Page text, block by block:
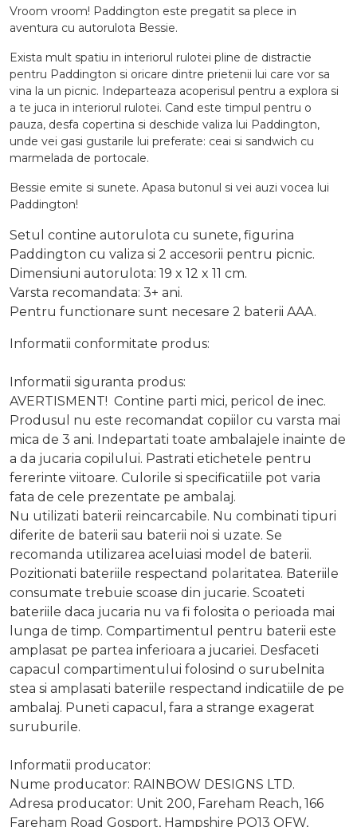
Vroom vroom! Paddington este pregatit sa plece in
aventura cu autorulota Bessie.
Exista mult spatiu in interiorul rulotei pline de distractie
pentru Paddington si oricare dintre prietenii lui care vor sa
vina la un picnic. Indeparteaza acoperisul pentru a explora si
a te juca in interiorul rulotei. Cand este timpul pentru o
pauza, desfa copertina si deschide valiza lui Paddington,
unde vei gasi gustarile lui preferate: ceai si sandwich cu
marmelada de portocale.
Bessie emite si sunete. Apasa butonul si vei auzi vocea lui
Paddington!
Setul contine autorulota cu sunete, figurina
Paddington cu valiza si 2 accesorii pentru picnic.
Dimensiuni autorulota: 19 x 12 x 11 cm.
Varsta recomandata: 3+ ani.
Pentru functionare sunt necesare 2 baterii AAA.
Informatii conformitate produs:
Informatii siguranta produs:
AVERTISMENT! Contine parti mici, pericol de inec.
Produsul nu este recomandat copiilor cu varsta mai
mica de 3 ani. Indepartati toate ambalajele inainte de
a da jucaria copilului. Pastrati etichetele pentru
fererinte viitoare. Culorile si specificatiile pot varia
fata de cele prezentate pe ambalaj.
Nu utilizati baterii reincarcabile. Nu combinati tipuri
diferite de baterii sau baterii noi si uzate. Se
recomanda utilizarea aceluiasi model de baterii.
Pozitionati bateriile respectand polaritatea. Bateriile
consumate trebuie scoase din jucarie. Scoateti
bateriile daca jucaria nu va fi folosita o perioada mai
lunga de timp. Compartimentul pentru baterii este
amplasat pe partea inferioara a jucariei. Desfaceti
capacul compartimentului folosind o surubelnita
stea si amplasati bateriile respectand indicatiile de pe
ambalaj. Puneti capacul, fara a strange exagerat
suruburile.
Informatii producator:
Nume producator: RAINBOW DESIGNS LTD.
Adresa producator: Unit 200, Fareham Reach, 166
Fareham Road Gosport, Hampshire PO13 OFW,